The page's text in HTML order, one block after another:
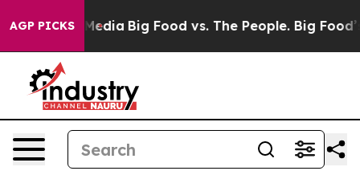
AGP PICKS
Media Big Food vs. The People. Big Food’s